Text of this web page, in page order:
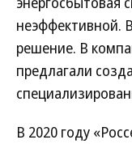
неэффективной.
решение. В
предлагали
В 2020 году